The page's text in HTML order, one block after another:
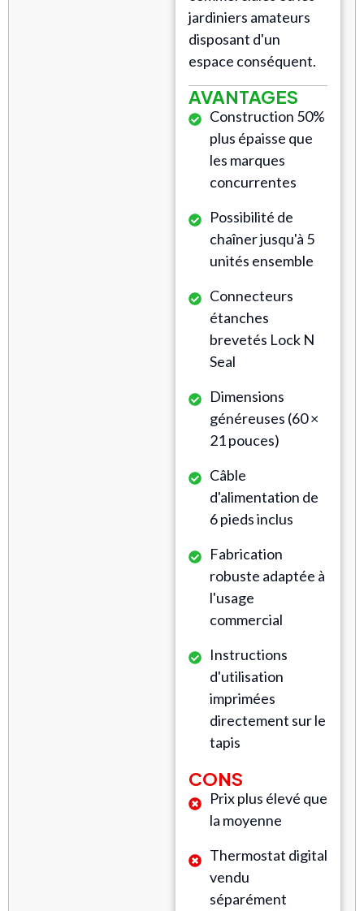
jardiniers amateurs
disposant d'un
espace conséquent.
AVANTAGES
Construction 50%
plus épaisse que
les marques
concurrentes
Possibilité de
chaîner jusqu'à 5
unités ensemble
Connecteurs
étanches
brevetés Lock N
Seal
Dimensions
généreuses (60 ×
21 pouces)
Câble
d'alimentation de
6 pieds inclus
Fabrication
robuste adaptée à
l'usage
commercial
Instructions
d'utilisation
imprimées
directement sur le
tapis
CONS
Prix plus élevé que
la moyenne
Thermostat digital
vendu
séparément